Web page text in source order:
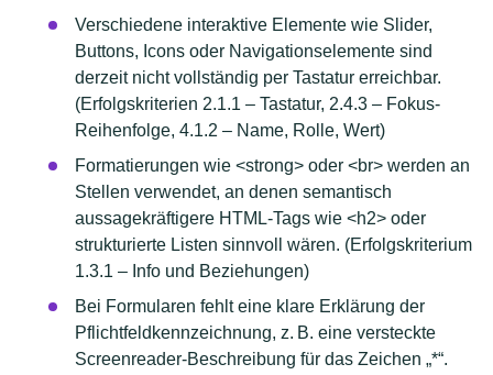
Verschiedene interaktive Elemente wie Slider,
Buttons, Icons oder Navigationselemente sind
derzeit nicht vollständig per Tastatur erreichbar.
(Erfolgskriterien 2.1.1 – Tastatur, 2.4.3 – Fokus-
Reihenfolge, 4.1.2 – Name, Rolle, Wert)
Formatierungen wie <strong> oder <br> werden an
Stellen verwendet, an denen semantisch
aussagekräftigere HTML-Tags wie <h2> oder
strukturierte Listen sinnvoll wären. (Erfolgskriterium
1.3.1 – Info und Beziehungen)
Bei Formularen fehlt eine klare Erklärung der
Pflichtfeldkennzeichnung, z. B. eine versteckte
Screenreader-Beschreibung für das Zeichen „*“.